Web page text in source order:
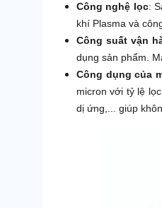
Công nghệ lọc:
khí Plasma và
Công suất vận
dụng sản phẩm.
Công dụng của
micron với tỷ lệ
dị ứng,... giúp